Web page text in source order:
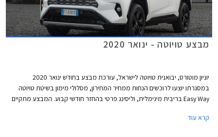
מבצע טויוטה - ינואר 2020
יוניון מוטורס, יבואנית טויוטה לישראל, עורכת מבצע בחודש ינואר 2020
במסגרתו יוצעו לרוכשים הנחות ממחיר המחירון, מסלולי מימון בשיטת טויוטה
Easy Way בריבית מינימלית, וליסינג פרטי בהחזר חודשי קבוע. המבצע מתקיים
בין השעות 8:00-15:00.
קרא עוד